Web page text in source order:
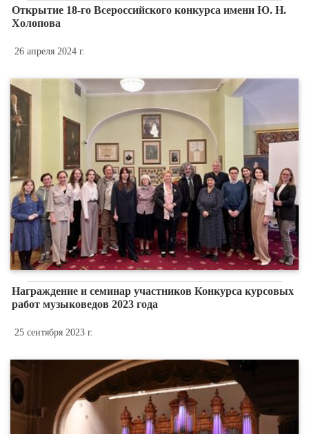
Открытие 18-го Всероссийского конкурса имени Ю. Н.
Холопова
26 апреля 2024 г.
Награждение и семинар участников Конкурса курсовых
работ музыковедов 2023 года
25 сентября 2023 г.